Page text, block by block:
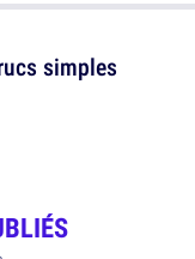
simples